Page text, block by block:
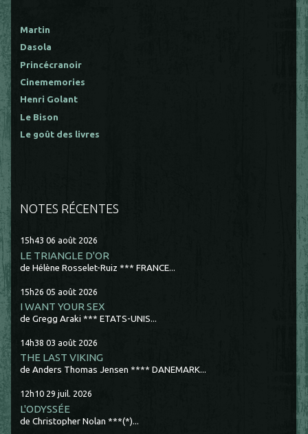
Martin
Dasola
Princécranoir
Cinememories
Henri Golant
Le Bison
Le goût des livres
NOTES RÉCENTES
15h43 06 août 2026
LE TRIANGLE D'OR
de Hélène Rosselet-Ruiz *** FRANCE...
15h26 05 août 2026
I WANT YOUR SEX
de Gregg Araki *** ETATS-UNIS...
14h38 03 août 2026
THE LAST VIKING
de Anders Thomas Jensen **** DANEMARK...
12h10 29 juil. 2026
L'ODYSSÉE
de Christopher Nolan ***(*)...